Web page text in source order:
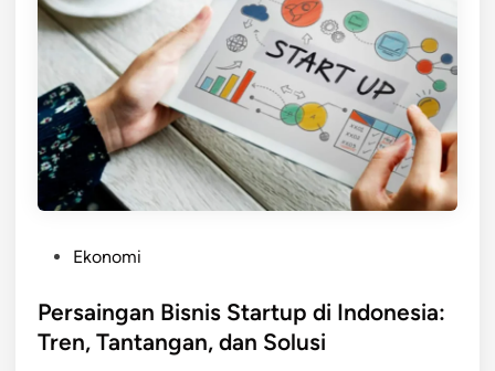
s
t
Ekonomi
Persaingan Bisnis Startup di Indonesia:
Tren, Tantangan, dan Solusi